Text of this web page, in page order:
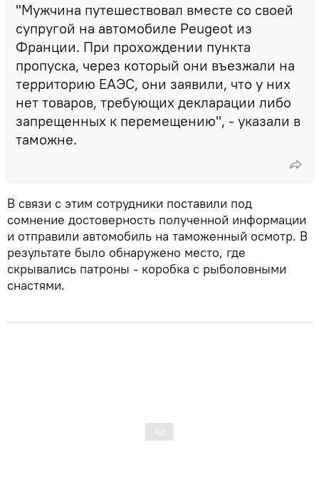
"Мужчина путешествовал вместе со своей
супругой на автомобиле Peugeot из
Франции. При прохождении пункта
пропуска, через который они въезжали на
территорию ЕАЭС, они заявили, что у них
нет товаров, требующих декларации либо
запрещенных к перемещению", - указали в
таможне.
В связи с этим сотрудники поставили под
сомнение достоверность полученной информации
и отправили автомобиль на таможенный осмотр. В
результате было обнаружено место, где
скрывались патроны - коробка с рыболовными
снастями.